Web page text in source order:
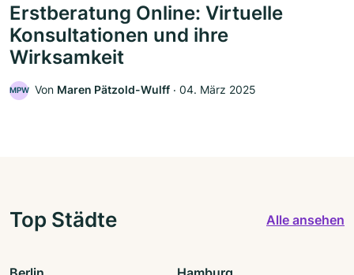
Erstberatung Online: Virtuelle
Konsultationen und ihre
Wirksamkeit
MPW Von Maren Pätzold-Wulff ‧ 04. März 2025
Top Städte Alle ansehen